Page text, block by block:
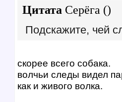
Цитата Серёга ()
Подскажите, чей
скорее всего собака.
волчьи следы видел
как и живого волка.